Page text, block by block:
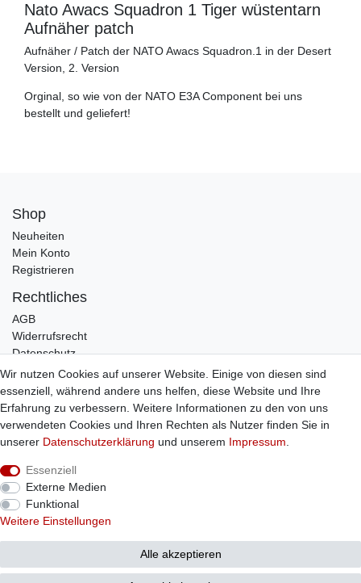
Nato Awacs Squadron 1 Tiger wüstentarn
Aufnäher patch
Aufnäher / Patch der NATO Awacs Squadron.1 in der Desert
Version, 2. Version
Orginal, so wie von der NATO E3A Component bei uns
bestellt und geliefert!
Shop
Neuheiten
Mein Konto
Registrieren
Rechtliches
AGB
Widerrufsrecht
Datenschutz
Impressum
Infos
Zahlung / Versand
Individuelle Anfertigung
Bestellung widerrufen
Wir nutzen Cookies auf unserer Website. Einige von diesen sind
essenziell, während andere uns helfen, diese Website und Ihre
Erfahrung zu verbessern. Weitere Informationen zu den von uns
verwendeten Cookies und Ihren Rechten als Nutzer finden Sie in
unserer Daten­schutz­erklärung und unserem Impressum
Essenziell
Externe Medien
Funktional
Weitere Einstellungen
Alle akzeptieren
© Copyright 2026 Sticker Shop Strerath